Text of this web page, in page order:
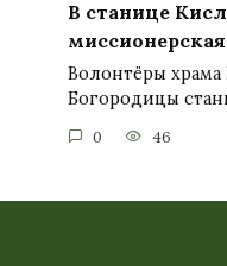
В станице
Волонтёры храма
Богородицы
0 46